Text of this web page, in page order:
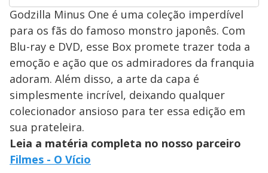
Godzilla Minus One é uma coleção imperdível
para os fãs do famoso monstro japonês. Com
Blu-ray e DVD, esse Box promete trazer toda a
emoção e ação que os admiradores da franquia
adoram. Além disso, a arte da capa é
simplesmente incrível, deixando qualquer
colecionador ansioso para ter essa edição em
sua prateleira.
Leia a matéria completa no nosso parceiro
Filmes - O Vício